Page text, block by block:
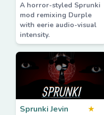
A horror-styled Sprunki
mod remixing Durple
with eerie audio-visual
intensity.
Sprunki Jevin
★